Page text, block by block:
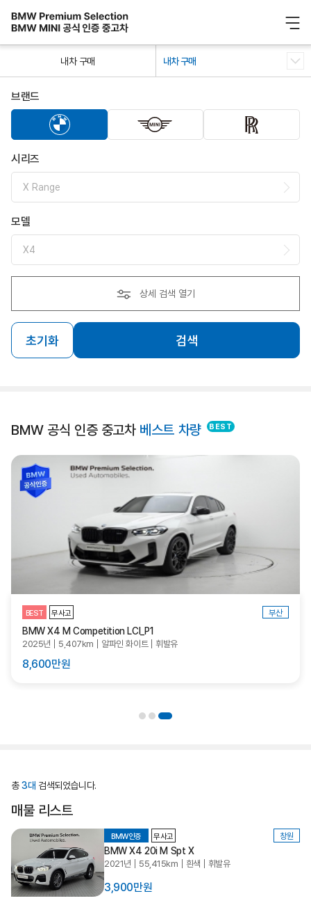
/ 0
내차 구매 내차 구매
브랜드
시리즈
X Range
모델
X4
상세 검색 열기
초기화 검색
BMW 공식 인증 중고차 베스트 차량
BEST 무사고 부산
BMW X4 M Competition LCI_P1
2025년 5,407km 알파인 화이트 휘발유
8,600만원
총3대 검색되었습니다.
매물 리스트
BMW인증 무사고 창원
BMW X4 20i M Spt X
2021년 55,415km 흰색 휘발유
3,900만원